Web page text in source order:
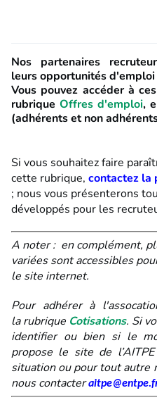
Nos partenaires
leurs opportunités
Vous pouvez accéder à
rubrique Offres d'emploi,
(adhérents et non
Si vous souhaitez faire
cette rubrique, contactez la
; nous vous présenterons
développés pour les
A noter : en complément,
variéessont accessibles
le site internet.
Pour adhérer à
la rubrique Cotisations. Si
identifier ou bien si le
propose le site de
situation ou pour tout autre
nous contacter